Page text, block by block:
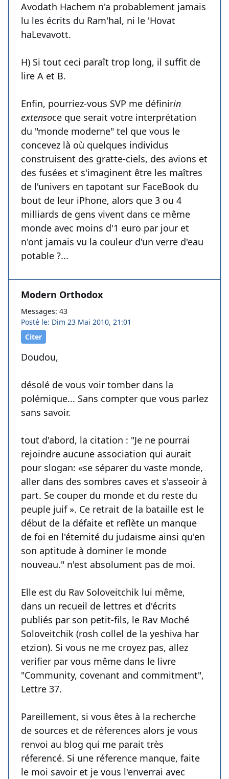
Avodath Hachem n'a probablement jamais
lu les écrits du Ram'hal, ni le 'Hovat
haLevavott.
H) Si tout ceci paraît trop long, il suffit de
lire A et B.
Enfin, pourriez-vous SVP me définirin
extensoce que serait votre interprétation
du "monde moderne" tel que vous le
concevez là où quelques individus
construisent des gratte-ciels, des avions et
des fusées et s'imaginent être les maîtres
de l'univers en tapotant sur FaceBook du
bout de leur iPhone, alors que 3 ou 4
milliards de gens vivent dans ce même
monde avec moins d'1 euro par jour et
n'ont jamais vu la couleur d'un verre d'eau
potable ?...
Modern Orthodox
Messages: 43
Posté le: Dim 23 Mai 2010, 21:01
Citer
Doudou,
désolé de vous voir tomber dans la
polémique... Sans compter que vous parlez
sans savoir.
tout d'abord, la citation : "Je ne pourrai
rejoindre aucune association qui aurait
pour slogan: «se séparer du vaste monde,
aller dans des sombres caves et s'asseoir à
part. Se couper du monde et du reste du
peuple juif ». Ce retrait de la bataille est le
début de la défaite et reflète un manque
de foi en l'éternité du judaïsme ainsi qu'en
son aptitude à dominer le monde
nouveau." n'est absolument pas de moi.
Elle est du Rav Soloveitchik lui même,
dans un recueil de lettres et d'écrits
publiés par son petit-fils, le Rav Moché
Soloveitchik (rosh collel de la yeshiva har
etzion). Si vous ne me croyez pas, allez
verifier par vous même dans le livre
"Community, covenant and commitment",
Lettre 37.
Pareillement, si vous êtes à la recherche
de sources et de réferences alors je vous
renvoi au blog qui me parait très
réferencé. Si une réference manque, faite
le moi savoir et je vous l'enverrai avec